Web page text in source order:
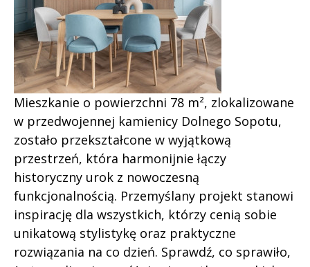
Mieszkanie o powierzchni 78 m², zlokalizowane
w przedwojennej kamienicy Dolnego Sopotu,
zostało przekształcone w wyjątkową
przestrzeń, która harmonijnie łączy
historyczny urok z nowoczesną
funkcjonalnością. Przemyślany projekt stanowi
inspirację dla wszystkich, którzy cenią sobie
unikatową stylistykę oraz praktyczne
rozwiązania na co dzień. Sprawdź, co sprawiło,